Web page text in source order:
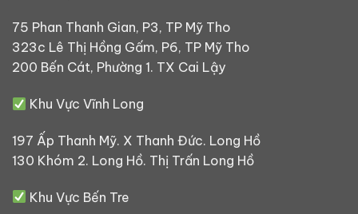
75 Phan Thanh Gian, P3, TP Mỹ Tho
323c Lê Thị Hồng Gấm, P6, TP Mỹ Tho
200 Bến Cát, Phường 1. TX Cai Lậy
Khu Vực Vĩnh Long
197 Ấp Thanh Mỹ. X Thanh Đức. Long Hồ
130 Khóm 2. Long Hồ. Thị Trấn Long Hồ
Khu Vực Bến Tre